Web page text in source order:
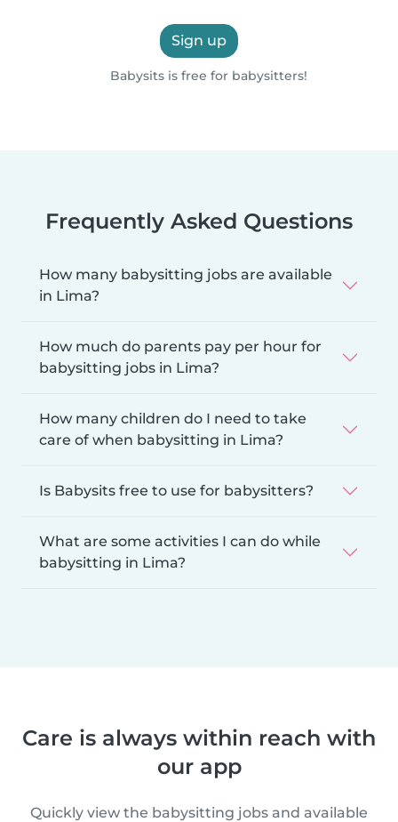
Sign up
Babysits is free for babysitters!
Frequently Asked Questions
How many babysitting jobs are available
in Lima?
How much do parents pay per hour for
babysitting jobs in Lima?
How many children do I need to take
care of when babysitting in Lima?
Is Babysits free to use for babysitters?
What are some activities I can do while
babysitting in Lima?
Care is always within reach with
our app
Quickly view the babysitting jobs and available